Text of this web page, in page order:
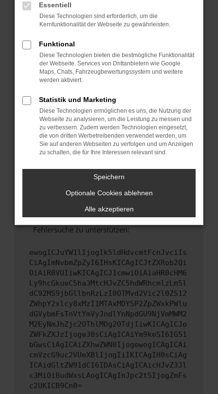
Manche Erweiterungen, wie Werbeblocker,
können das Laden bestimmter Seiten
verhindern. Funktioniert die Seite in einem
Fenster?
Starte dein Gerät neu.
Das kann manchmal helfen, vorübergehende
Probleme zu beheben.
Stelle sicher, dass dein Browser und dein
Betriebssystem auf dem neuesten Stand
sind.
Veraltete Software birgt nicht nur ein
Sicherheitsrisiko, sondern kann auch dazu
führen, dass bestimmte Funktionen nicht mehr
Wende dich an den Webseitenbetreiber.
hast, kontaktiere uns bitte. Wir werden
versuchen, das Problem zu beheben. Du kannst
uns diesen Text schicken, um uns bei der
Fehlersuche zu unterstützen:
ewogICJuYW1lIjogIk5ldHdvcmtFcnJvciIs
CiAgImNvbmZpZyI6IHsKICAgICJtZXRob2Qi
OiAiR0VUIiwKICAgICJ1cmwiOiAiaHR0cHM6
Ly9hcGkueC5ha3MtcHJvZC5hdWRhcmlzLm5l
dC92MS9jbGllbnRzLzI0OTMvd2Vic2l0ZS12
ZWhpY2xlcy8xMzI1MTAxMDY5P2ZpZWxkPWlu
dGVybmFsTnVtYmVyJndlYnNpdGU9NjVmMWM2
M2EyNmJhZjc2OThlMDg2OTdjIiwKICAgICJo
ZWFkZXJzIjoge30sCiAgICAiYm9keSI6IG51
bGwsCiAgICAiZXhwZWN0IjogewogICAgICAi
cmVzcG9uc2VUeXBlIjogIiIKICAgIH0sCiAg
ICAidGltZW91dCI6IDAsCiAgICAicHJvZ3Jl
c3MiOiBudWxsLAogICAgInJpc2t5IjogZmFs
c2UKICB9Cn0=
Essentiell
Diese Technologien sind erforderlich, um die
Kernfunktionalität der Webseite zu gewährleisten.
Funktional
Diese Technologien bieten die bestmögliche Funktionalität
der Webseite. Services von Drittanbietern wie Google
Maps, Chats, Fahrzeugbewertungssystem und weitere
werden aktiviert.
Statistik und Marketing
Diese Technologien ermöglichen es uns, die Nutzung der
Webseite zu analysieren, um die Leistung zu messen und
zu verbessern. Zudem werden Technologien eingesetzt,
die von dritten Werbetreibenden verwendet werden, um
Sie auf anderen Webseiten zu verfolgen und um Anzeigen
zu schalten, die für Ihre Interessen relevant sind.
Speichern
Optionale Cookies ablehnen
Alle akzeptieren